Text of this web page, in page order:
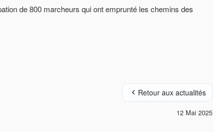
de 800 marcheurs qui ont emprunté les chemins des
Retour aux actualités
12 Mai 2025